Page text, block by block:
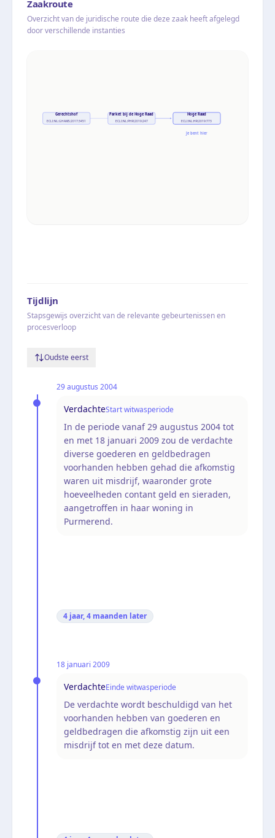
Zaakroute
Overzicht van de juridische route die deze zaak heeft afgelegd
door verschillende instanties
Gerechtshof
ECLI:NL:GHAMS:2017:3451
Parket bij de Hoge Raad
ECLI:NL:PHR:2019:247
Hoge Raad
ECLI:NL:HR:2019:773
Je bent hier
Tijdlijn
Stapsgewijs overzicht van de relevante gebeurtenissen en
procesverloop
Oudste eerst
29 augustus 2004
VerdachteStart witwasperiode
In de periode vanaf 29 augustus 2004 tot
en met 18 januari 2009 zou de verdachte
diverse goederen en geldbedragen
voorhanden hebben gehad die afkomstig
waren uit misdrijf, waaronder grote
hoeveelheden contant geld en sieraden,
aangetroffen in haar woning in
Purmerend.
4 jaar, 4 maanden later
18 januari 2009
VerdachteEinde witwasperiode
De verdachte wordt beschuldigd van het
voorhanden hebben van goederen en
geldbedragen die afkomstig zijn uit een
misdrijf tot en met deze datum.